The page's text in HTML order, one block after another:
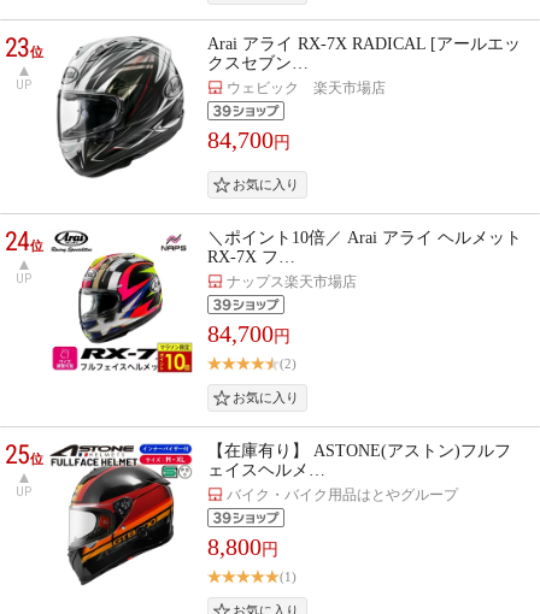
23位
UP
Arai アライ RX-7X RADICAL [アールエッ
クスセブン…
ウェビック 楽天市場店
84,700円
24位
UP
＼ポイント10倍／ Arai アライ ヘルメット
RX-7X フ…
ナップス楽天市場店
84,700円
(2)
25位
UP
【在庫有り】 ASTONE(アストン)フルフ
ェイスヘルメ…
バイク・バイク用品はとやグループ
8,800円
(1)